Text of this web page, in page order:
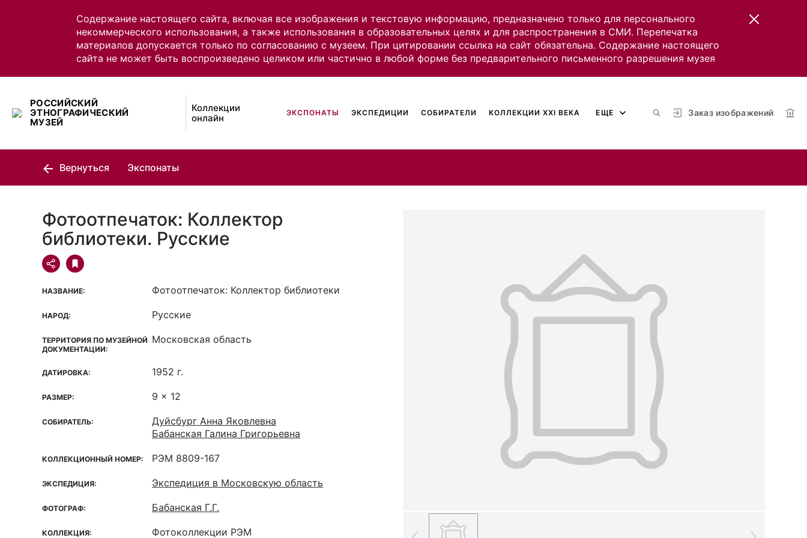
Содержание настоящего сайта, включая все изображения и текстовую информацию, предназначено только для персонального
некоммерческого использования, а также использования в образовательных целях и для распространения в СМИ. Перепечатка
материалов допускается только по согласованию с музеем. При цитировании ссылка на сайт обязательна. Содержание настоящего
сайта не может быть воспроизведено целиком или частично в любой форме без предварительного письменного разрешения музея
РОССИЙСКИЙ
ЭТНОГРАФИЧЕСКИЙ
МУЗЕЙ
Коллекции
онлайн
Заказ изображений
ЭКСПОНАТЫ ЭКСПЕДИЦИИ СОБИРАТЕЛИ КОЛЛЕКЦИИ XXI ВЕКА ЕЩЕ
Вернуться Экспонаты
Фотоотпечаток: Коллектор
библиотеки. Русские
НАЗВАНИЕ: Фотоотпечаток: Коллектор библиотеки
НАРОД: Русские
ТЕРРИТОРИЯ ПО МУЗЕЙНОЙ
ДОКУМЕНТАЦИИ:
Московская область
ДАТИРОВКА: 1952 г.
РАЗМЕР: 9 x 12
СОБИРАТЕЛЬ:
Дуйсбург Анна Яковлевна
Бабанская Галина Григорьевна
КОЛЛЕКЦИОННЫЙ НОМЕР: РЭМ 8809-167
ЭКСПЕДИЦИЯ: Экспедиция в Московскую область
ФОТОГРАФ: Бабанская Г.Г.
КОЛЛЕКЦИЯ: Фотоколлекции РЭМ